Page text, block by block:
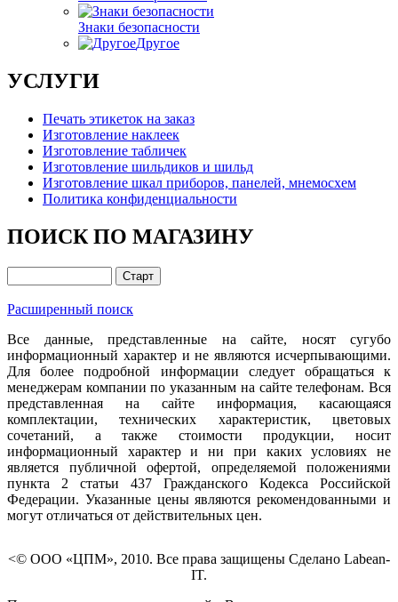
Знаки безопасности
Другое
УСЛУГИ
Печать этикеток на заказ
Изготовление наклеек
Изготовление табличек
Изготовление шильдиков и шильд
Изготовление шкал приборов, панелей, мнемосхем
Политика конфиденциальности
ПОИСК ПО МАГАЗИНУ
Расширенный поиск
Все данные, представленные на сайте, носят сугубо
информационный характер и не являются исчерпывающими.
Для более подробной информации следует обращаться к
менеджерам компании по указанным на сайте телефонам. Вся
представленная на сайте информация, касающаяся
комплектации, технических характеристик, цветовых
сочетаний, а также стоимости продукции, носит
информационный характер и ни при каких условиях не
является публичной офертой, определяемой положениями
пункта 2 статьи 437 Гражданского Кодекса Российской
Федерации. Указанные цены являются рекомендованными и
могут отличаться от действительных цен.
<© ООО «ЦПМ», 2010. Все права защищены Сделано Labean-
IT.